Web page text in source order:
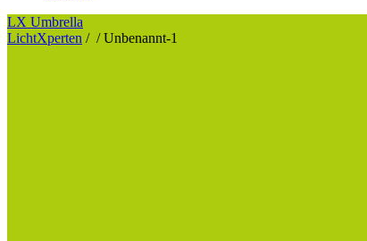
LX Umbrella
LichtXperten / /Unbenannt-1